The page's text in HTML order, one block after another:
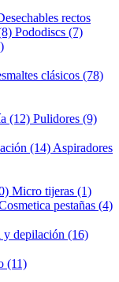
rectos
Pododiscs (7)
clásicos (78)
(12) Pulidores (9)
(14) Aspiradores
Micro tijeras (1)
pestañas (4)
y depilación (16)
(11)